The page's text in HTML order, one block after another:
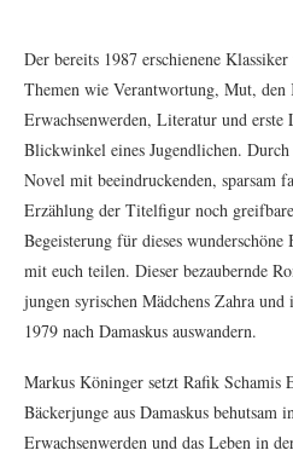
Der bereits 1987 erschienene
Themen wie Verantwortung, Mut,
Erwachsenwerden, Literatur und erste
Blickwinkel eines Jugendlichen. Durch
Novel mit beeindruckenden, sparsam
Erzählung der Titelfigur noch
Begeisterung für dieses
mit euch teilen. Dieser bezaubernde
jungen syrischen Mädchens Zahra
1979 nach Damaskus auswandern.
Markus Köninger setzt Rafik Schamis
Bäckerjunge aus Damaskus behutsam
Erwachsenwerden und das Leben in